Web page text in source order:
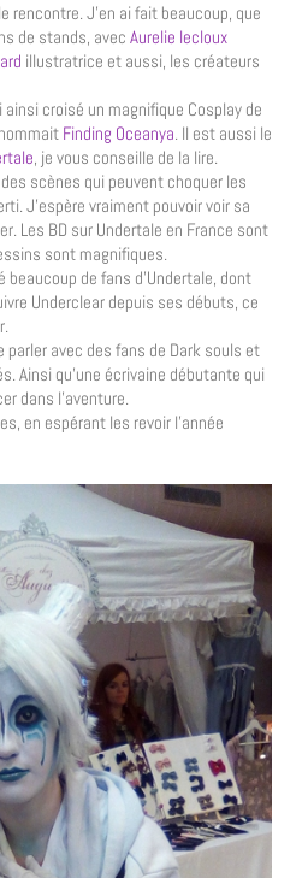
rencontre. J’en ai fait beaucoup, que
de stands, avec Aurelie lecloux
illustratrice et aussi, les créateurs
ainsi croisé un magnifique Cosplay de
Finding Oceanya. Il est aussi le
, je vous conseille de la lire.
scènes qui peuvent choquer les
J’espère vraiment pouvoir voir sa
Les BD sur Undertale en France sont
sont magnifiques.
beaucoup de fans d’Undertale, dont
Underclear depuis ses débuts, ce
parler avec des fans de Dark souls et
Ainsi qu’une écrivaine débutante qui
dans l’aventure.
en espérant les revoir l’année